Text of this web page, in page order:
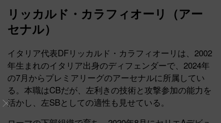
リッカルド・カラフィオーリ（アー
セナル）
イタリア代表DFリッカルド・カラフィオーリは、2002
年生まれのイタリア出身のディフェンダーで、2024年
の7月からプレミアリーグのアーセナルに所属してい
る。本職はCBだが、左利きの技術と攻撃参加の能力を
活かし、左SBとしての適性も見せている。